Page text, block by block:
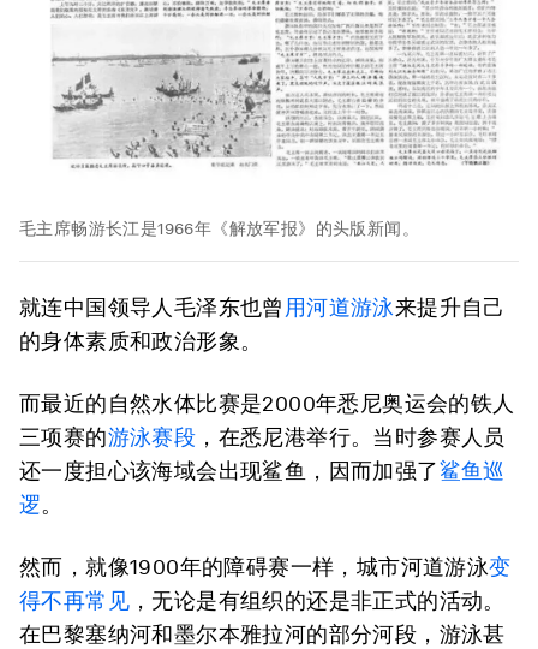
毛主席畅游长江是1966年《解放军报》的头版新闻。
就连中国领导人毛泽东也曾 用河道游泳来提升自己
的身体素质和政治形象。
而最近的自然水体比赛是2000年悉尼奥运会的铁人
三项赛的游泳赛段 ，在悉尼港举行。当时参赛人员
还一度担心该海域会出现鲨鱼，因而加强了鲨鱼巡
逻。
然而，就像1900年的障碍赛一样，城市河道游泳变
得不再常见 ，无论是有组织的还是非正式的活动。
在巴黎塞纳河和墨尔本雅拉河的部分河段，游泳甚